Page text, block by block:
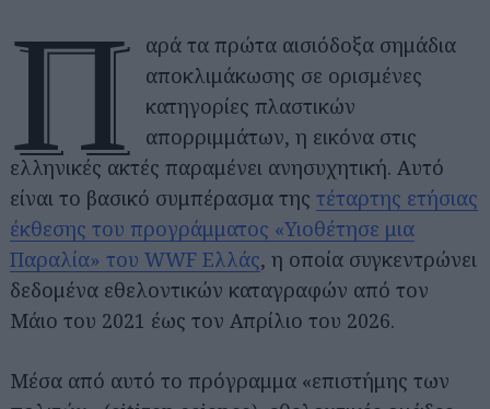
Π
αρά τα πρώτα αισιόδοξα σημάδια
αποκλιμάκωσης σε ορισμένες
κατηγορίες πλαστικών
απορριμμάτων, η εικόνα στις
ελληνικές ακτές παραμένει ανησυχητική. Αυτό
είναι το βασικό συμπέρασμα της τέταρτης ετήσιας
έκθεσης του προγράμματος «Υιοθέτησε μια
Παραλία» του WWF Ελλάς, η οποία συγκεντρώνει
δεδομένα εθελοντικών καταγραφών από τον
Μάιο του 2021 έως τον Απρίλιο του 2026.
Μέσα από αυτό το πρόγραμμα «επιστήμης των